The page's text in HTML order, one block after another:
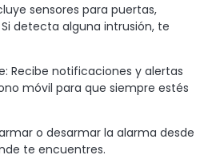
sensores para puertas,
detecta alguna intrusión, te
Recibe notificaciones y alertas
móvil para que siempre estés
o desarmar la alarma desde
te encuentres.